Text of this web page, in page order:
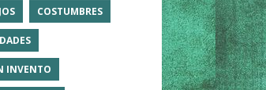
COSTUMBRES
INVENTO